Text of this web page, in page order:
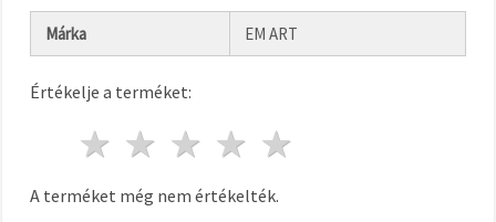
Márka EM ART
Értékelje a terméket:
4 csillagok
3 csillagok
2 csillagok
1 csillag
A terméket még nem értékelték.